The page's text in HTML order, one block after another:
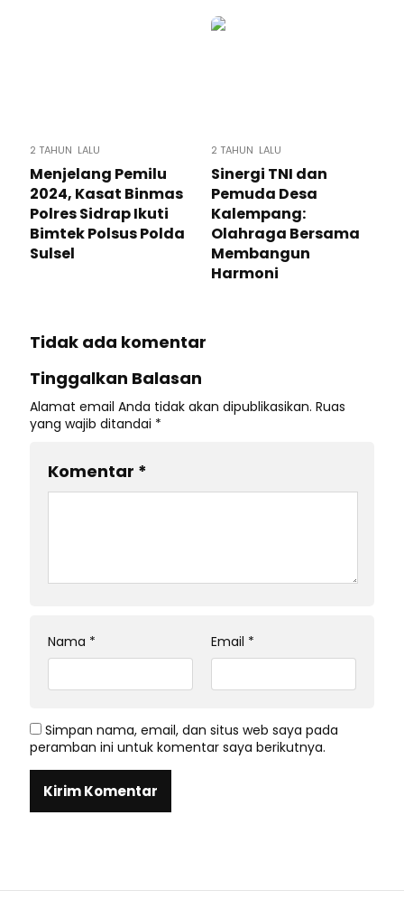
2 TAHUN LALU
Menjelang Pemilu
2024, Kasat Binmas
Polres Sidrap Ikuti
Bimtek Polsus Polda
Sulsel
2 TAHUN LALU
Sinergi TNI dan
Pemuda Desa
Kalempang:
Olahraga Bersama
Membangun
Harmoni
Tidak ada komentar
Tinggalkan Balasan
Alamat email Anda tidak akan dipublikasikan. Ruas
yang wajib ditandai *
Komentar *
Nama * Email *
Simpan nama, email, dan situs web saya pada
peramban ini untuk komentar saya berikutnya.